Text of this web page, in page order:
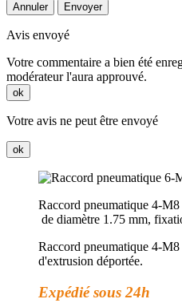
Annuler Envoyer
Avis envoyé
Votre commentaire a bien été
modérateur l'aura approuvé.
ok
Votre avis ne peut être envoyé
ok
Raccord pneumatique 4-
de diamètre 1.75 mm,
Raccord pneumatique 4-
d'extrusion déportée.
Expédié sous 24h